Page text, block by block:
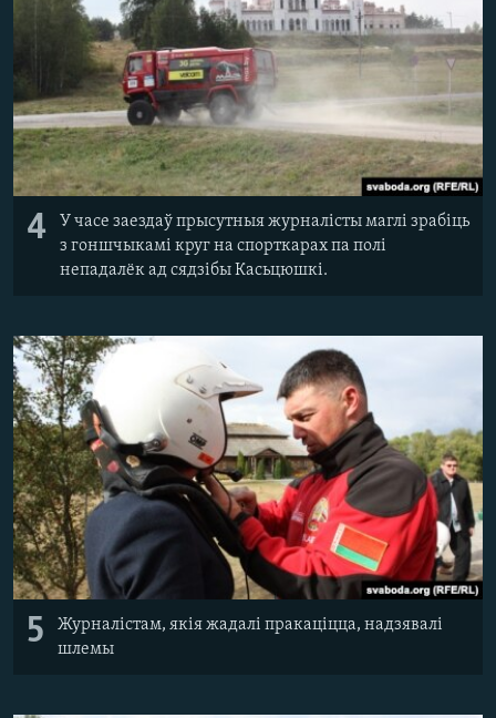
4
У часе заездаў прысутныя журналісты маглі зрабіць
з гоншчыкамі круг на спорткарах па полі
непадалёк ад сядзібы Касьцюшкі.
5
Журналістам, якія жадалі пракаціцца, надзявалі
шлемы